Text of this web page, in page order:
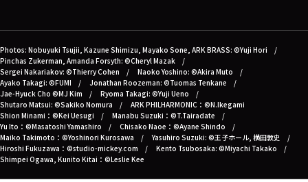
Photos: Nobuyuki Tsujii, Kazune Shimizu, Mayako Sone, ARK BRASS: ©Yuji Hori
Pinchas Zukerman, Amanda Forsyth: ©Cheryl Mazak
Sergei Nakariakov: ©Thierry Cohen
Naoko Yoshino: ©Akira Muto
Ayako Takagi: ©FUMI
Jonathan Roozeman: ©Tuomas Tenkane
Jae-Hyuck Cho ©MJ Kim
Ryoma Takagi: ©Yuji Ueno
Shutaro Matsui: ©Sakiko Nomura
ARK PHILHARMONIC：©N.Ikegami
Shion Minami：©Kei Uesugi
Manabu Suzuki：©T.Tairadate
Yu Ito：©Masatoshi Yamashiro
Chisako Naoe：©Ayane Shindo
Maiko Takimoto：©Yoshinori Kurosawa
Yasuhiro Suzuki: ©王子ホール, 横田敦史
Hiroshi Fukuzawa：©studio-mickey.com
Kento Tsubosaka: ©Miyachi Takako
Shimpei Ogawa, Kunito Kitai：©Leslie Kee